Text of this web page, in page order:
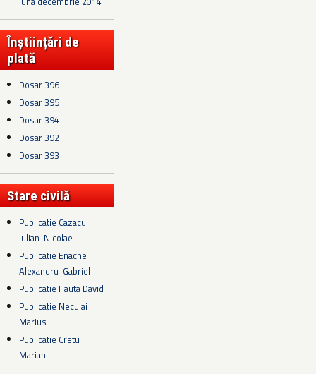
Înștiințări de
plată
Dosar 396
Dosar 395
Dosar 394
Dosar 392
Dosar 393
Stare civilă
Publicatie Cazacu
Iulian-Nicolae
Publicatie Enache
Alexandru-Gabriel
Publicatie Hauta David
Publicatie Neculai
Marius
Publicatie Cretu
Marian